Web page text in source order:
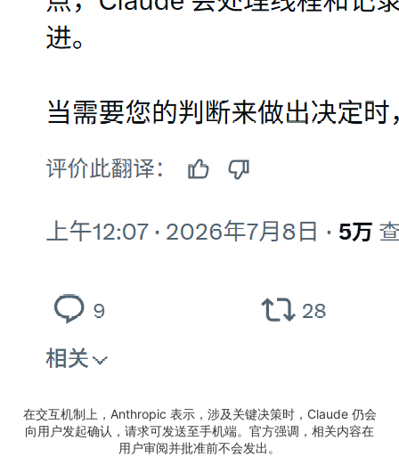
在交互机制上，Anthropic 表示，涉及关键决策时，Claude 仍会
向用户发起确认，请求可发送至手机端。官方强调，相关内容在
用户审阅并批准前不会发出。